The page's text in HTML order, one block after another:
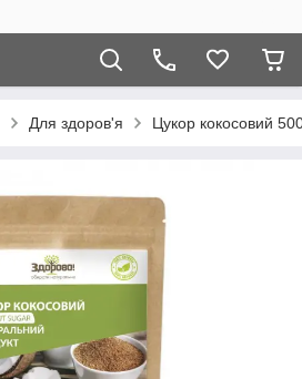
Для здоров'я Цукор кокосовий